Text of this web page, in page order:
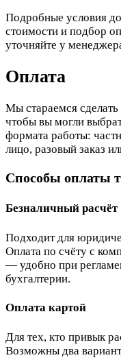
Подробные условия
стоимости и подбор
уточняйте у
Оплата
Мы стараемся
чтобы вы могли
формата работы:
лицо, разовый заказ
Способы оплаты
Безналичный расчёт
Подходит для
Оплата по счёту с
— удобно при
бухгалтерии.
Оплата картой
Для тех, кто привык
Возможны два